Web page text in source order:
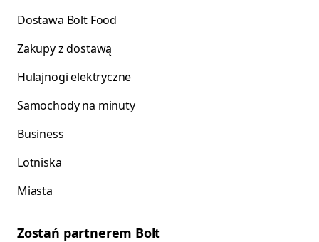
Dostawa Bolt Food
Zakupy z dostawą
Hulajnogi elektryczne
Samochody na minuty
Business
Lotniska
Miasta
Zostań partnerem Bolt